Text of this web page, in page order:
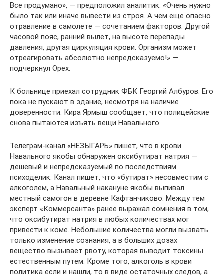
Все продумано», — предположил аналитик. «Очень нужно
было так или иначе вывести из строя. А чем еще опасно
отравление в самолете — сочетанием факторов. Другой
часовой пояс, ранний вылет, на высоте перепады
давления, другая циркуляция крови. Организм может
отреагировать абсолютно непредсказуемо!» —
подчеркнул Орех.
К больнице приехал сотрудник ФБК Георгий Албуров. Его
пока не пускают в здание, несмотря на наличие
доверенности. Кира Ярмыш сообщает, что полицейские
снова пытаются изъять вещи Навального.
Телеграм-канал «НЕЗЫГАРЬ» пишет, что в крови
Навального якобы обнаружен оксибутират натрия —
дешевый и непредсказуемый по последствиям
психоделик. Канал пишет, что «бутират» несовместим с
алкоголем, а Навальный накануне якобы выпивал
местный самогон в деревне Кафтанчиково. Между тем
эксперт «Коммерсанта» ранее выражал сомнения в том,
что оксибутират натрия в любых количествах мог
привести к коме. Небольшие количества могли вызвать
только изменение сознания, а в больших дозах
вещество вызывает рвоту, которая выводит токсины
естественным путем. Кроме того, алкоголь в крови
политика если и нашли, то в виде остаточных следов, а